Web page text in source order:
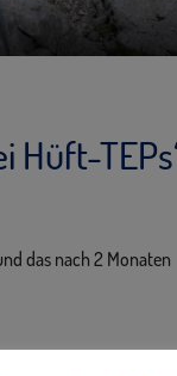
Hüft-TEPs
das nach 2 Monaten